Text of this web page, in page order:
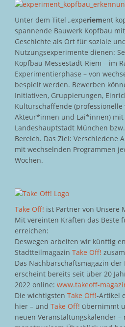
Unter dem Titel „experiement
spannende Bauwerk Kopfbau
Geschichte als Ort für soziale
Nutzungsexperimente dienen:
Kopfbau Messestadt-Riem – im
Experimentierphase – von
bespielt werden. Bewerben
Initiativen, Gruppierungen,
Kulturschaffende
Akteur*innen und Lai*innen) mit
Landeshauptstadt München
Bereich. Das Ziel: Verschiedene
mit wechselnden Programmen
Wochen.
Take Off! ist Partner von Unsere
Mit vereinten Kräften das Beste
erreichen:
Deswegen arbeiten wir künftig
Stadtteilmagazin Take Off!
Das Nachbarschaftsmagazin der
erscheint bereits seit über 20
2022 online: www.takeoff-
Die wichtigsten Take Off!-Artikel
hier – und Take Off! übernimmt
neuen Veranstaltungskalender